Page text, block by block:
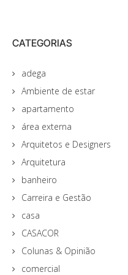
CATEGORIAS
adega
Ambiente de estar
apartamento
área externa
Arquitetos e Designers
Arquitetura
banheiro
Carreira e Gestão
casa
CASACOR
Colunas & Opinião
comercial